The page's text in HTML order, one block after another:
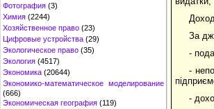
Фотография (3)
Химия (2244)
Хозяйственное право (23)
Цифровые устройства (29)
Экологическое право (35)
Экология (4517)
Экономика (20644)
Экономико-математическое моделирование
(666)
Экономическая география (119)
За
-
-
-